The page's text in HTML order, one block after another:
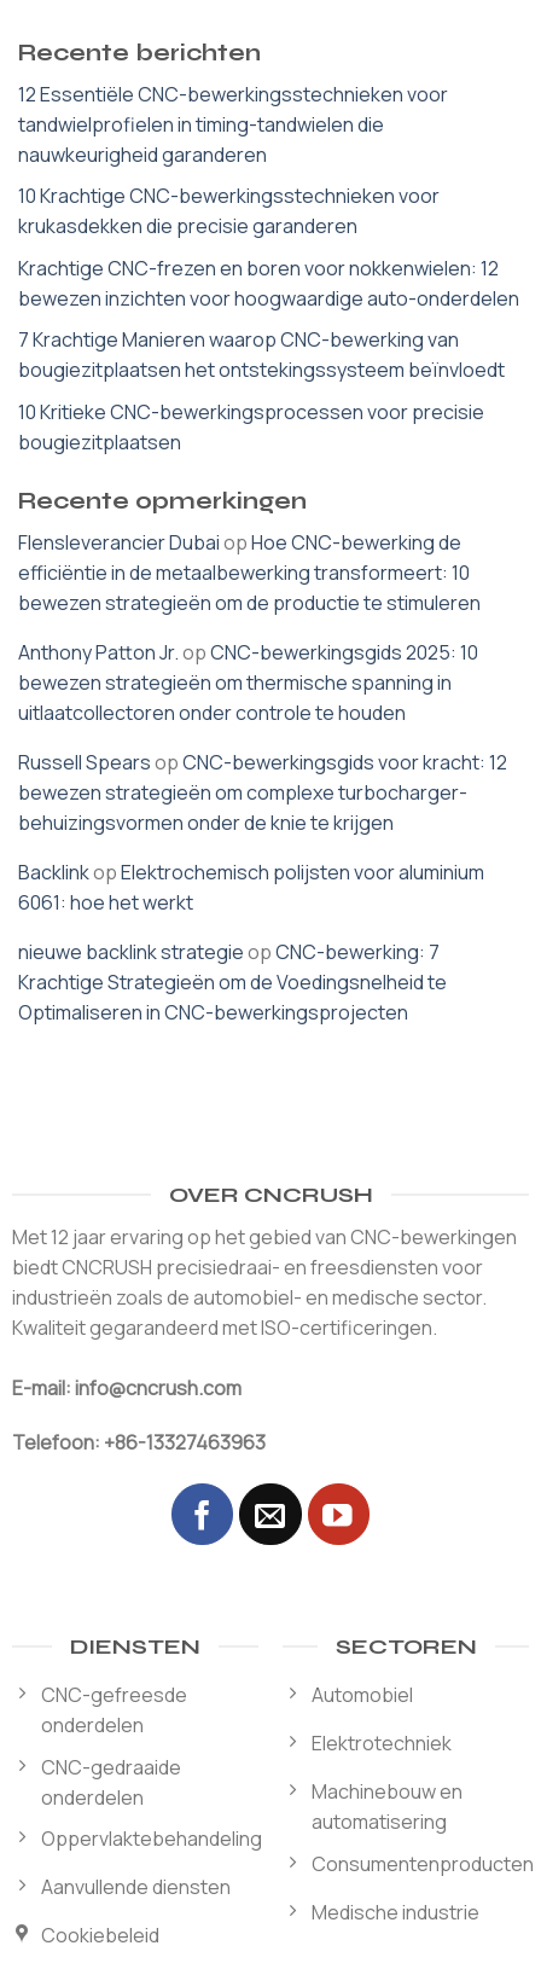
Recente berichten
12 Essentiële CNC-bewerkingsstechnieken voor
tandwielprofielen in timing-tandwielen die
nauwkeurigheid garanderen
10 Krachtige CNC-bewerkingsstechnieken voor
krukasdekken die precisie garanderen
Krachtige CNC-frezen en boren voor nokkenwielen: 12
bewezen inzichten voor hoogwaardige auto-onderdelen
7 Krachtige Manieren waarop CNC-bewerking van
bougiezitplaatsen het ontstekingssysteem beïnvloedt
10 Kritieke CNC-bewerkingsprocessen voor precisie
bougiezitplaatsen
Recente opmerkingen
Flensleverancier DubaiopHoe CNC-bewerking de
efficiëntie in de metaalbewerking transformeert: 10
bewezen strategieën om de productie te stimuleren
Anthony Patton Jr.opCNC-bewerkingsgids 2025: 10
bewezen strategieën om thermische spanning in
uitlaatcollectoren onder controle te houden
Russell SpearsopCNC-bewerkingsgids voor kracht: 12
bewezen strategieën om complexe turbocharger-
behuizingsvormen onder de knie te krijgen
BacklinkopElektrochemisch polijsten voor aluminium
6061: hoe het werkt
nieuwe backlink strategieopCNC-bewerking: 7
Krachtige Strategieën om de Voedingsnelheid te
Optimaliseren in CNC-bewerkingsprojecten
OVER CNCRUSH
Met 12 jaar ervaring op het gebied van CNC-bewerkingen
biedt CNCRUSH precisiedraai- en freesdiensten voor
industrieën zoals de automobiel- en medische sector.
Kwaliteit gegarandeerd met ISO-certificeringen.
E-mail: info@cncrush.com
Telefoon: +86-13327463963
DIENSTEN
CNC-gefreesde
onderdelen
CNC-gedraaide
onderdelen
Oppervlaktebehandeling
Aanvullende diensten
Cookiebeleid
SECTOREN
Automobiel
Elektrotechniek
Machinebouw en
automatisering
Consumentenproducten
Medische industrie